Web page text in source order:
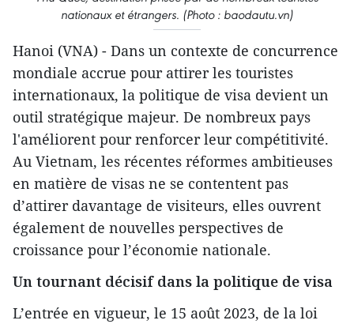
nationaux et étrangers. (Photo : baodautu.vn)
Hanoi (VNA) - Dans un contexte de concurrence
mondiale accrue pour attirer les touristes
internationaux, la politique de visa devient un
outil stratégique majeur. De nombreux pays
l'améliorent pour renforcer leur compétitivité.
Au Vietnam, les récentes réformes ambitieuses
en matière de visas ne se contentent pas
d’attirer davantage de visiteurs, elles ouvrent
également de nouvelles perspectives de
croissance pour l’économie nationale.
Un tournant décisif dans la politique de visa
L’entrée en vigueur, le 15 août 2023, de la loi